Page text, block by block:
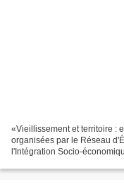
«Vieillissement et territoire :
organisées par le Réseau
l'Intégration Socio-